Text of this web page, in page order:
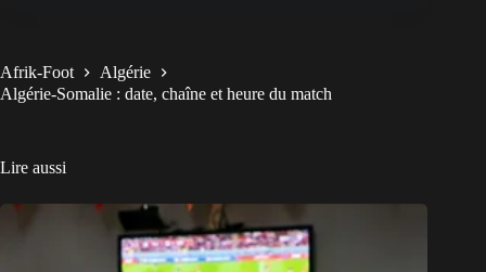
Afrik-Foot
Algérie
Algérie-Somalie : date, chaîne et heure du match
Lire aussi